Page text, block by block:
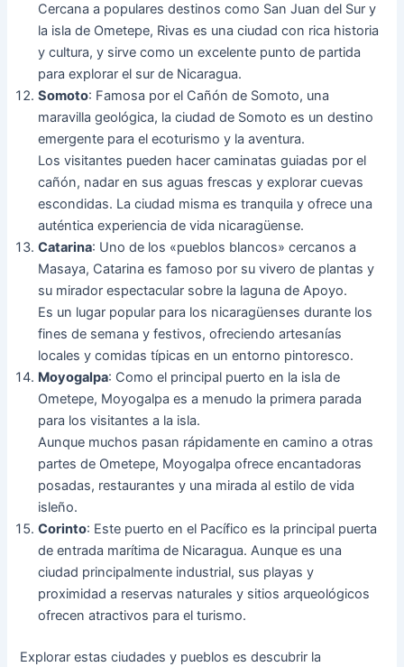
Cercana a populares destinos como San Juan del Sur y
la isla de Ometepe, Rivas es una ciudad con rica historia
y cultura, y sirve como un excelente punto de partida
para explorar el sur de Nicaragua.
Somoto: Famosa por el Cañón de Somoto, una
maravilla geológica, la ciudad de Somoto es un destino
emergente para el ecoturismo y la aventura.
Los visitantes pueden hacer caminatas guiadas por el
cañón, nadar en sus aguas frescas y explorar cuevas
escondidas. La ciudad misma es tranquila y ofrece una
auténtica experiencia de vida nicaragüense.
Catarina: Uno de los «pueblos blancos» cercanos a
Masaya, Catarina es famoso por su vivero de plantas y
su mirador espectacular sobre la laguna de Apoyo.
Es un lugar popular para los nicaragüenses durante los
fines de semana y festivos, ofreciendo artesanías
locales y comidas típicas en un entorno pintoresco.
Moyogalpa: Como el principal puerto en la isla de
Ometepe, Moyogalpa es a menudo la primera parada
para los visitantes a la isla.
Aunque muchos pasan rápidamente en camino a otras
partes de Ometepe, Moyogalpa ofrece encantadoras
posadas, restaurantes y una mirada al estilo de vida
isleño.
Corinto: Este puerto en el Pacífico es la principal puerta
de entrada marítima de Nicaragua. Aunque es una
ciudad principalmente industrial, sus playas y
proximidad a reservas naturales y sitios arqueológicos
ofrecen atractivos para el turismo.
Explorar estas ciudades y pueblos es descubrir la